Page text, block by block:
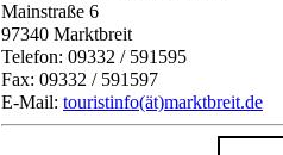
Mainstraße 6
97340 Marktbreit
Telefon: 09332 / 591595
Fax: 09332 / 591597
E-Mail: touristinfo(ät)marktbreit.de